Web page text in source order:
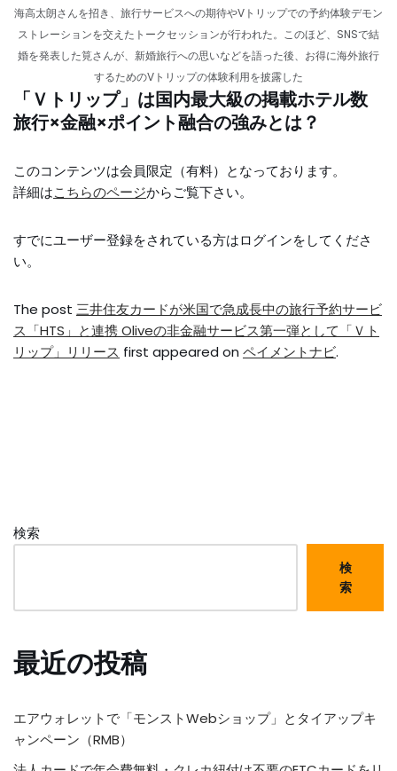
海高太朗さんを招き、旅行サービスへの期待やVトリップでの予約体験デモン
ストレーションを交えたトークセッションが行われた。このほど、SNSで結
婚を発表した筧さんが、新婚旅行への思いなどを語った後、お得に海外旅行
するためのVトリップの体験利用を披露した
「Ｖトリップ」は国内最大級の掲載ホテル数
旅行×金融×ポイント融合の強みとは？
このコンテンツは会員限定（有料）となっております。
詳細はこちらのページからご覧下さい。
すでにユーザー登録をされている方はログインをしてくださ
い。
The post 三井住友カードが米国で急成長中の旅行予約サービ
ス「HTS」と連携 Oliveの非金融サービス第一弾として「Ｖト
リップ」リリース first appeared on ペイメントナビ.
検索
検
索
最近の投稿
エアウォレットで「モンストWebショップ」とタイアップキ
ャンペーン（RMB）